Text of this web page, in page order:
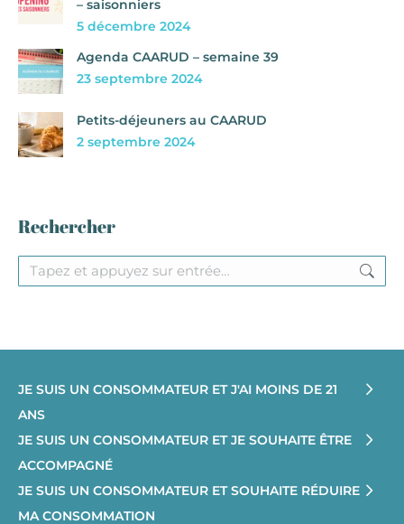
– saisonniers
5 décembre 2024
Agenda CAARUD – semaine 39
23 septembre 2024
Petits-déjeuners au CAARUD
2 septembre 2024
Rechercher
Recherche
JE SUIS UN CONSOMMATEUR ET J'AI MOINS DE 21
ANS
JE SUIS UN CONSOMMATEUR ET JE SOUHAITE ÊTRE
ACCOMPAGNÉ
JE SUIS UN CONSOMMATEUR ET SOUHAITE RÉDUIRE
MA CONSOMMATION